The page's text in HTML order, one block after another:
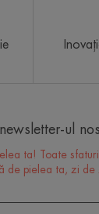
ul
ta! Toate
de pielea ta, zi de